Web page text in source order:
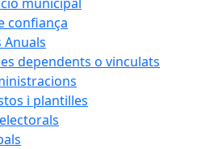
confiança
dependents o vinculats
i plantilles